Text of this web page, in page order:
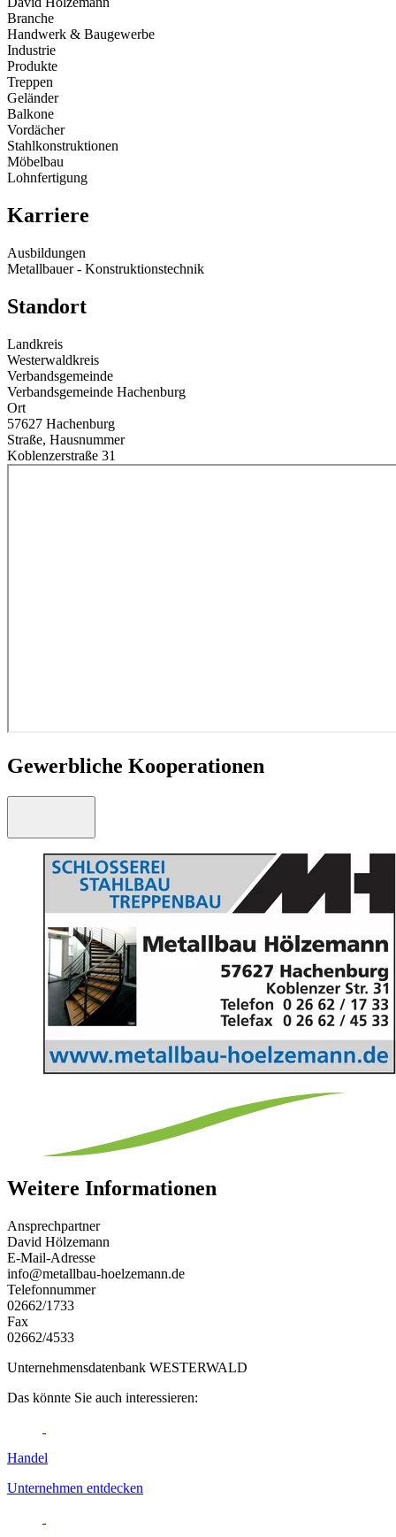
Branche
Handwerk & Baugewerbe
Industrie
Produkte
Treppen
Geländer
Balkone
Vordächer
Stahlkonstruktionen
Möbelbau
Lohnfertigung
Karriere
Ausbildungen
Metallbauer - Konstruktionstechnik
Standort
Landkreis
Westerwaldkreis
Verbandsgemeinde
Verbandsgemeinde Hachenburg
Ort
57627 Hachenburg
Straße, Hausnummer
Koblenzerstraße 31
Gewerbliche Kooperationen
Weitere Informationen
Ansprechpartner
David Hölzemann
E-Mail-Adresse
info@metallbau-hoelzemann.de
Telefonnummer
02662/1733
Fax
02662/4533
Unternehmensdatenbank WESTERWALD
Das könnte Sie auch interessieren:
Handel
Unternehmen entdecken